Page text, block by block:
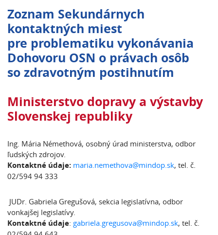
Zoznam Sekundárnych
kontaktných miest
pre problematiku vykonávania
Dohovoru OSN o právach osôb
so zdravotným postihnutím
Ministerstvo dopravy a výstavby
Slovenskej republiky
Ing. Mária Némethová, osobný úrad ministerstva, odbor
ľudských zdrojov.
Kontaktné údaje: maria.nemethova@mindop.sk, tel. č.
02/594 94 333
JUDr. Gabriela Gregušová, sekcia legislatívna, odbor
vonkajšej legislatívy.
Kontaktné údaje: gabriela.gregusova@mindop.sk, tel. č.